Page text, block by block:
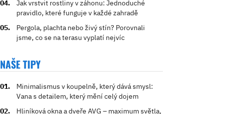
Jak vrstvit rostliny v záhonu: Jednoduché
pravidlo, které funguje v každé zahradě
Pergola, plachta nebo živý stín? Porovnali
jsme, co se na terasu vyplatí nejvíc
NAŠE TIPY
Minimalismus v koupelně, který dává smysl:
Vana s detailem, který mění celý dojem
Hliníková okna a dveře AVG – maximum světla,